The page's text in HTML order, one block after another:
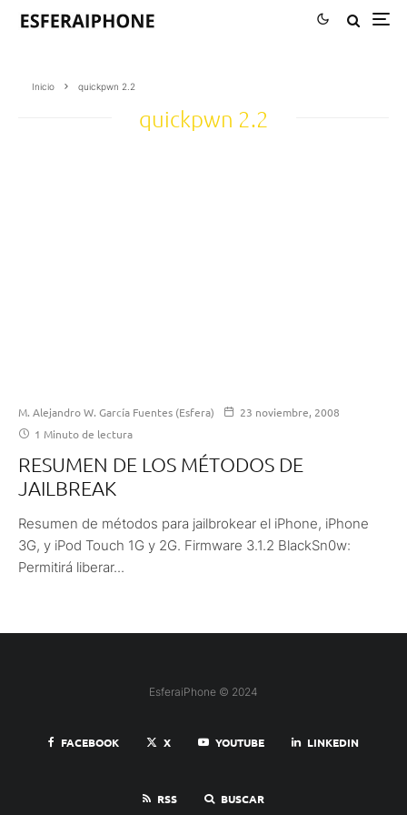
Inicio quickpwn 2.2
quickpwn 2.2
M. Alejandro W. García Fuentes (Esfera)
23 noviembre, 2008
1 Minuto de lectura
RESUMEN DE LOS MÉTODOS DE
JAILBREAK
Resumen de métodos para jailbrokear el iPhone, iPhone
3G, y iPod Touch 1G y 2G. Firmware 3.1.2 BlackSn0w:
Permitirá liberar...
EsferaiPhone © 2024
FACEBOOK X YOUTUBE LINKEDIN
RSS BUSCAR